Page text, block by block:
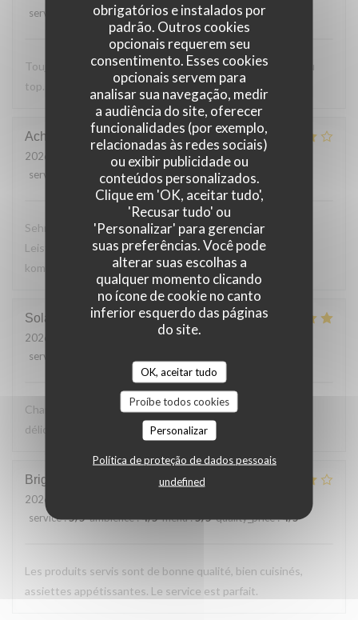
obrigatórios e instalados por
padrão. Outros cookies
opcionais requerem seu
consentimento. Esses cookies
opcionais servem para
analisar sua navegação, medir
a audiência do site, oferecer
funcionalidades (por exemplo,
relacionadas às redes sociais)
ou exibir publicidade ou
conteúdos personalizados.
Clique em 'OK, aceitar tudo',
'Recusar tudo' ou
'Personalizar' para gerenciar
suas preferências. Você pode
alterar suas escolhas a
qualquer momento clicando
no ícone de cookie no canto
inferior esquerdo das páginas
do site.
OK, aceitar tudo
Proíbe todos cookies
Personalizar
Política de proteção de dados pessoais
undefined
service
ambience:5/5 menu:5/5 quality_price
Toujours Aussi bon avec les produits locaux, l'accueil et au
top. Lo
Achim
2026-07-24
- 19:30 - guests 2
service
ambience:4/5 menu: 4/5 quality_price
Sehr leckeres 3 Gang Menü mit guten Preis
Leistungsverhältnis. Nettes freundliches Personal Wir
kommen gerne wieder
Solange
2026-07-24
- 13:30 - guests 2
service
Charmante terrasse vue sur le bac. Cuisine simple et
délicieuse. Excellent rapport qualité prix
Brigitte
2026-07-23
service:5/5 ambience:4/5 menu:5/5 quality_price:4/5
Les produits servis sont de bonne qualité, bien cuisinés,
assiettes appétissantes. Le service est parfait.